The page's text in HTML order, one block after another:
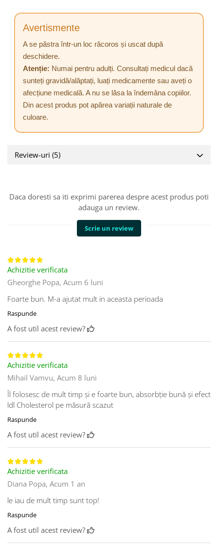
Avertismente
A se păstra într-un loc răcoros și uscat după
deschidere.
Atenție: Numai pentru adulți. Consultați medicul dacă
sunteți gravidă/alăptați, luați medicamente sau aveți o
afecțiune medicală. A nu se lăsa la îndemâna copiilor.
Din acest produs pot apărea variații naturale de
culoare.
Review-uri (5)
Daca doresti sa iti exprimi parerea despre acest produs poti
adauga un review.
Scrie un review
Achizitie verificata
Gheorghe Popa, Acum 6 luni
Foarte bun. M-a ajutat mult in aceasta perioada
Raspunde
A fost util acest review?
Achizitie verificata
Mihail Vamvu, Acum 8 luni
Îl folosesc de mult timp și e foarte bun, absorbție bună și efect
ldl Cholesterol pe măsură scazut
Raspunde
A fost util acest review?
Achizitie verificata
Diana Popa, Acum 1 an
le iau de mult timp sunt top!
Raspunde
A fost util acest review?